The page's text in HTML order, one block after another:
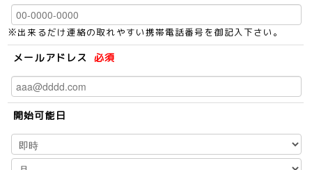
※出来るだけ連絡の取れやすい携帯電話番号を御記入下さい。
メールアドレス 必須
開始可能日